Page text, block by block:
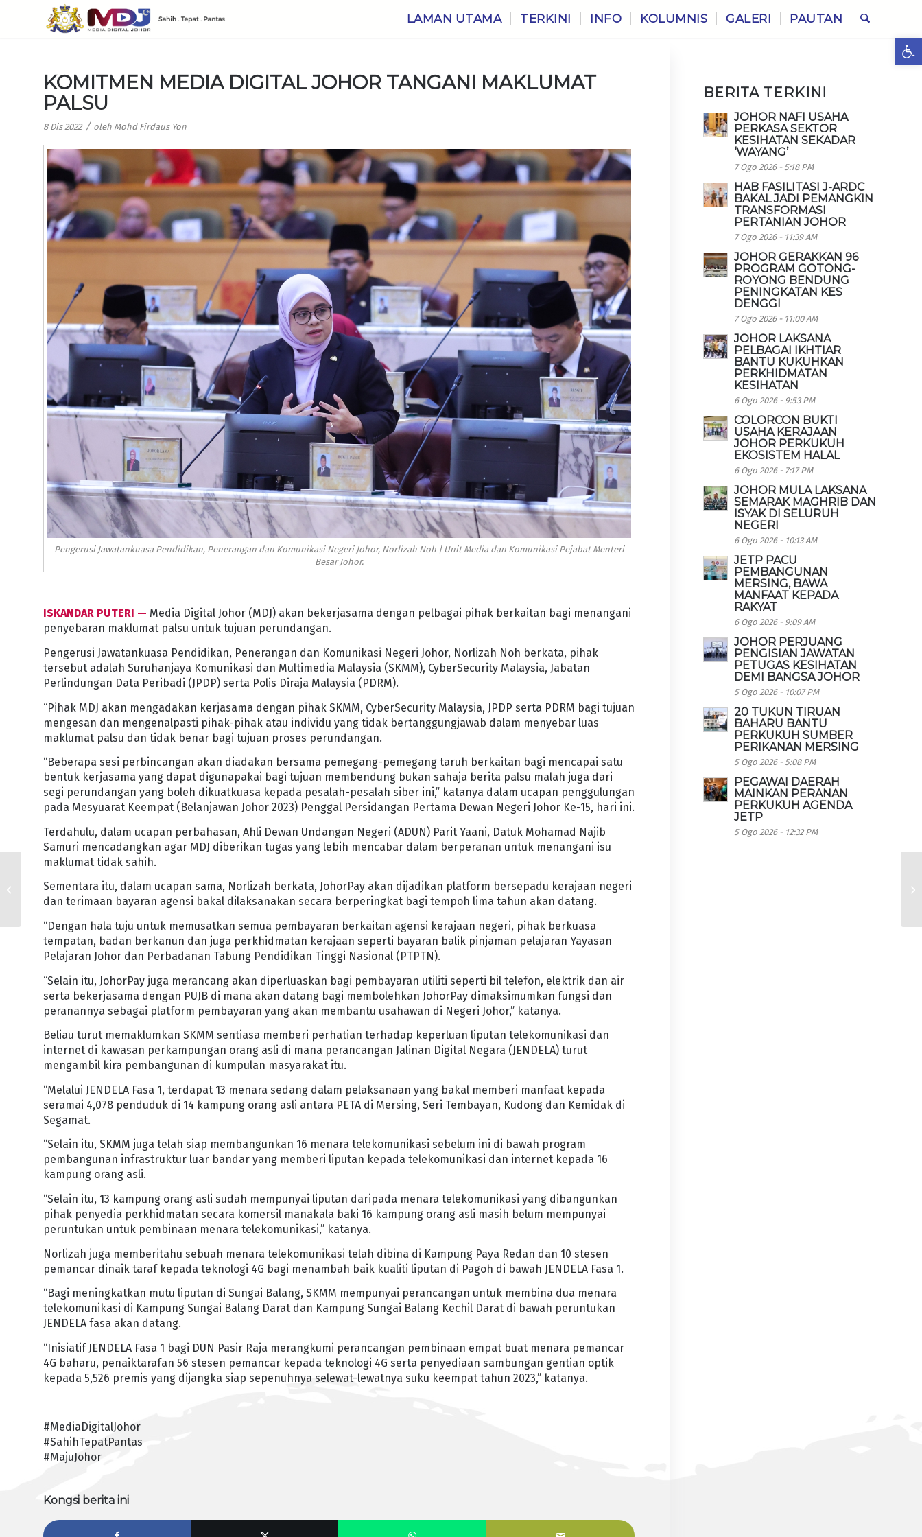
LAMAN UTAMA TERKINI INFO KOLUMNIS GALERI PAUTAN
KOMITMEN MEDIA DIGITAL JOHOR TANGANI MAKLUMAT
PALSU
8 Dis 2022 / oleh Mohd Firdaus Yon
Pengerusi Jawatankuasa Pendidikan, Penerangan dan Komunikasi Negeri Johor, Norlizah Noh | Unit Media dan Komunikasi Pejabat Menteri
Besar Johor.
ISKANDAR PUTERI — Media Digital Johor (MDJ) akan bekerjasama dengan pelbagai pihak berkaitan bagi menangani
penyebaran maklumat palsu untuk tujuan perundangan.
Pengerusi Jawatankuasa Pendidikan, Penerangan dan Komunikasi Negeri Johor, Norlizah Noh berkata, pihak
tersebut adalah Suruhanjaya Komunikasi dan Multimedia Malaysia (SKMM), CyberSecurity Malaysia, Jabatan
Perlindungan Data Peribadi (JPDP) serta Polis Diraja Malaysia (PDRM).
“Pihak MDJ akan mengadakan kerjasama dengan pihak SKMM, CyberSecurity Malaysia, JPDP serta PDRM bagi tujuan
mengesan dan mengenalpasti pihak-pihak atau individu yang tidak bertanggungjawab dalam menyebar luas
maklumat palsu dan tidak benar bagi tujuan proses perundangan.
“Beberapa sesi perbincangan akan diadakan bersama pemegang-pemegang taruh berkaitan bagi mencapai satu
bentuk kerjasama yang dapat digunapakai bagi tujuan membendung bukan sahaja berita palsu malah juga dari
segi perundangan yang boleh dikuatkuasa kepada pesalah-pesalah siber ini,” katanya dalam ucapan penggulungan
pada Mesyuarat Keempat (Belanjawan Johor 2023) Penggal Persidangan Pertama Dewan Negeri Johor Ke-15, hari ini.
Terdahulu, dalam ucapan perbahasan, Ahli Dewan Undangan Negeri (ADUN) Parit Yaani, Datuk Mohamad Najib
Samuri mencadangkan agar MDJ diberikan tugas yang lebih mencabar dalam berperanan untuk menangani isu
maklumat tidak sahih.
Sementara itu, dalam ucapan sama, Norlizah berkata, JohorPay akan dijadikan platform bersepadu kerajaan negeri
dan terimaan bayaran agensi bakal dilaksanakan secara berperingkat bagi tempoh lima tahun akan datang.
“Dengan hala tuju untuk memusatkan semua pembayaran berkaitan agensi kerajaan negeri, pihak berkuasa
tempatan, badan berkanun dan juga perkhidmatan kerajaan seperti bayaran balik pinjaman pelajaran Yayasan
Pelajaran Johor dan Perbadanan Tabung Pendidikan Tinggi Nasional (PTPTN).
“Selain itu, JohorPay juga merancang akan diperluaskan bagi pembayaran utiliti seperti bil telefon, elektrik dan air
serta bekerjasama dengan PUJB di mana akan datang bagi membolehkan JohorPay dimaksimumkan fungsi dan
peranannya sebagai platform pembayaran yang akan membantu usahawan di Negeri Johor,” katanya.
Beliau turut memaklumkan SKMM sentiasa memberi perhatian terhadap keperluan liputan telekomunikasi dan
internet di kawasan perkampungan orang asli di mana perancangan Jalinan Digital Negara (JENDELA) turut
mengambil kira pembangunan di kumpulan masyarakat itu.
“Melalui JENDELA Fasa 1, terdapat 13 menara sedang dalam pelaksanaan yang bakal memberi manfaat kepada
seramai 4,078 penduduk di 14 kampung orang asli antara PETA di Mersing, Seri Tembayan, Kudong dan Kemidak di
Segamat.
“Selain itu, SKMM juga telah siap membangunkan 16 menara telekomunikasi sebelum ini di bawah program
pembangunan infrastruktur luar bandar yang memberi liputan kepada telekomunikasi dan internet kepada 16
kampung orang asli.
“Selain itu, 13 kampung orang asli sudah mempunyai liputan daripada menara telekomunikasi yang dibangunkan
pihak penyedia perkhidmatan secara komersil manakala baki 16 kampung orang asli masih belum mempunyai
peruntukan untuk pembinaan menara telekomunikasi,” katanya.
Norlizah juga memberitahu sebuah menara telekomunikasi telah dibina di Kampung Paya Redan dan 10 stesen
pemancar dinaik taraf kepada teknologi 4G bagi menambah baik kualiti liputan di Pagoh di bawah JENDELA Fasa 1.
“Bagi meningkatkan mutu liputan di Sungai Balang, SKMM mempunyai perancangan untuk membina dua menara
telekomunikasi di Kampung Sungai Balang Darat dan Kampung Sungai Balang Kechil Darat di bawah peruntukan
JENDELA fasa akan datang.
“Inisiatif JENDELA Fasa 1 bagi DUN Pasir Raja merangkumi perancangan pembinaan empat buat menara pemancar
4G baharu, penaiktarafan 56 stesen pemancar kepada teknologi 4G serta penyediaan sambungan gentian optik
kepada 5,526 premis yang dijangka siap sepenuhnya selewat-lewatnya suku keempat tahun 2023,” katanya.
#MediaDigitalJohor
#SahihTepatPantas
#MajuJohor
Kongsi berita ini
BERITA TERKINI
JOHOR NAFI USAHA
PERKASA SEKTOR
KESIHATAN SEKADAR
‘WAYANG’
7 Ogo 2026 - 5:18 PM
HAB FASILITASI J-ARDC
BAKAL JADI PEMANGKIN
TRANSFORMASI
PERTANIAN JOHOR
7 Ogo 2026 - 11:39 AM
JOHOR GERAKKAN 96
PROGRAM GOTONG-
ROYONG BENDUNG
PENINGKATAN KES
DENGGI
7 Ogo 2026 - 11:00 AM
JOHOR LAKSANA
PELBAGAI IKHTIAR
BANTU KUKUHKAN
PERKHIDMATAN
KESIHATAN
6 Ogo 2026 - 9:53 PM
COLORCON BUKTI
USAHA KERAJAAN
JOHOR PERKUKUH
EKOSISTEM HALAL
6 Ogo 2026 - 7:17 PM
JOHOR MULA LAKSANA
SEMARAK MAGHRIB DAN
ISYAK DI SELURUH
NEGERI
6 Ogo 2026 - 10:13 AM
JETP PACU
PEMBANGUNAN
MERSING, BAWA
MANFAAT KEPADA
RAKYAT
6 Ogo 2026 - 9:09 AM
JOHOR PERJUANG
PENGISIAN JAWATAN
PETUGAS KESIHATAN
DEMI BANGSA JOHOR
5 Ogo 2026 - 10:07 PM
20 TUKUN TIRUAN
BAHARU BANTU
PERKUKUH SUMBER
PERIKANAN MERSING
5 Ogo 2026 - 5:08 PM
PEGAWAI DAERAH
MAINKAN PERANAN
PERKUKUH AGENDA
JETP
5 Ogo 2026 - 12:32 PM
RANCANG BANGUNKAN
1,325 HEKTAR KAWASAN
TANAMAN KELAPA